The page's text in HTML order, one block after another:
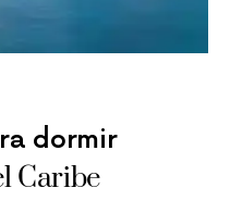
dormir
Caribe